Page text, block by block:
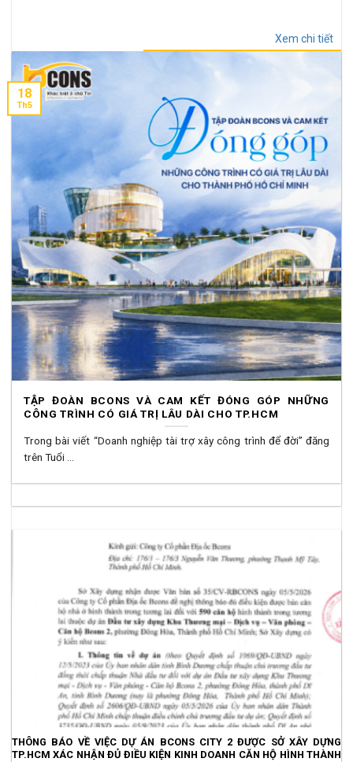
Xem chi tiết
TẬP ĐOÀN BCONS VÀ CAM KẾT ĐÓNG GÓP NHỮNG
CÔNG TRÌNH CÓ GIÁ TRỊ LÂU DÀI CHO TP.HCM
Trong bài viết “Doanh nghiệp tài trợ xây công trình để đời” đăng
trên Tuổi ...
18
Th5
THÔNG BÁO VỀ VIỆC DỰ ÁN BCONS CITY 2 ĐƯỢC SỞ XÂY DỰNG
TP.HCM XÁC NHẬN ĐỦ ĐIỀU KIỆN KINH DOANH CĂN HỘ HÌNH THÀNH